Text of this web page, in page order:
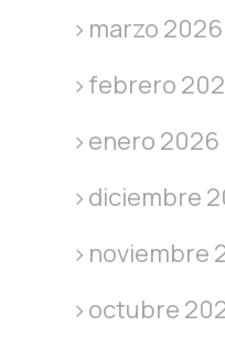
marzo 2026
febrero
enero 2026
diciembre
noviembre
octubre